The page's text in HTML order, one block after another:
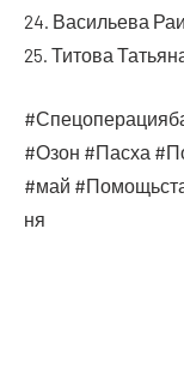
24. Васи­лье­ва
25. Тито­ва
#Озон #Пас­ха
#май
ня